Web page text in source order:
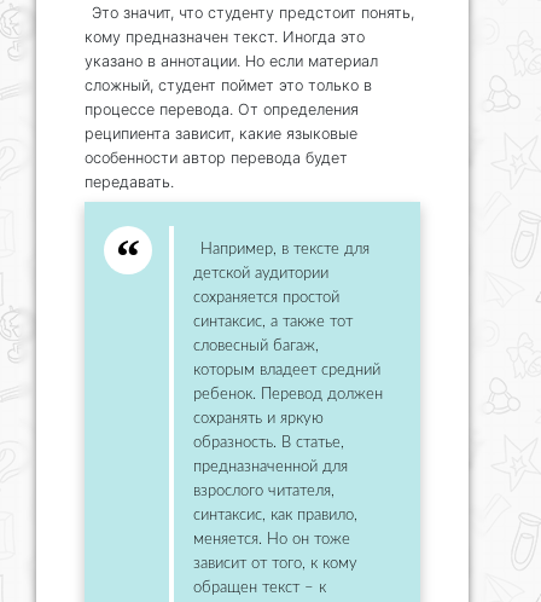
Это значит, что студенту предстоит понять,
кому предназначен текст. Иногда это
указано в аннотации. Но если материал
сложный, студент поймет это только в
процессе перевода. От определения
реципиента зависит, какие языковые
особенности автор перевода будет
передавать.
Например, в тексте для
детской аудитории
сохраняется простой
синтаксис, а также тот
словесный багаж,
которым владеет средний
ребенок. Перевод должен
сохранять и яркую
образность. В статье,
предназначенной для
взрослого читателя,
синтаксис, как правило,
меняется. Но он тоже
зависит от того, к кому
обращен текст – к